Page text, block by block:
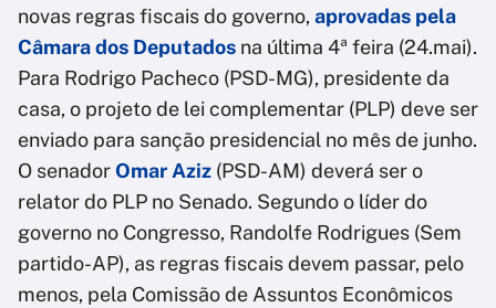
novas regras fiscais do governo, aprovadas pela
Câmara dos Deputados na última 4ª feira (24.mai).
Para Rodrigo Pacheco (PSD-MG), presidente da
casa, o projeto de lei complementar (PLP) deve ser
enviado para sanção presidencial no mês de junho.
O senadorOmar Aziz (PSD-AM) deverá ser o
relator do PLP no Senado. Segundo o líder do
governo no Congresso, Randolfe Rodrigues (Sem
partido-AP), as regras fiscais devem passar, pelo
menos, pela Comissão de Assuntos Econômicos